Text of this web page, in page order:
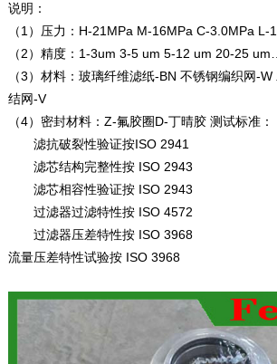
说明：
（1）压力：H-21MPa M-16MPa C-3.0MPa L-
（2）精度：1-3um 3-5 um 5-12 um 20-25
（3）材料：玻璃纤维滤纸-BN 不锈钢编织网-
结网-V
（4）密封材料：Z-氟胶圈D-丁晴胶 测试标准：
滤抗破裂性验证按ISO 2941
滤芯结构完整性按 ISO 2943
滤芯相容性验证按 ISO 2943
过滤器过滤特性按 ISO 4572
过滤器压差特性按 ISO 3968
流量压差特性试验按 ISO 3968